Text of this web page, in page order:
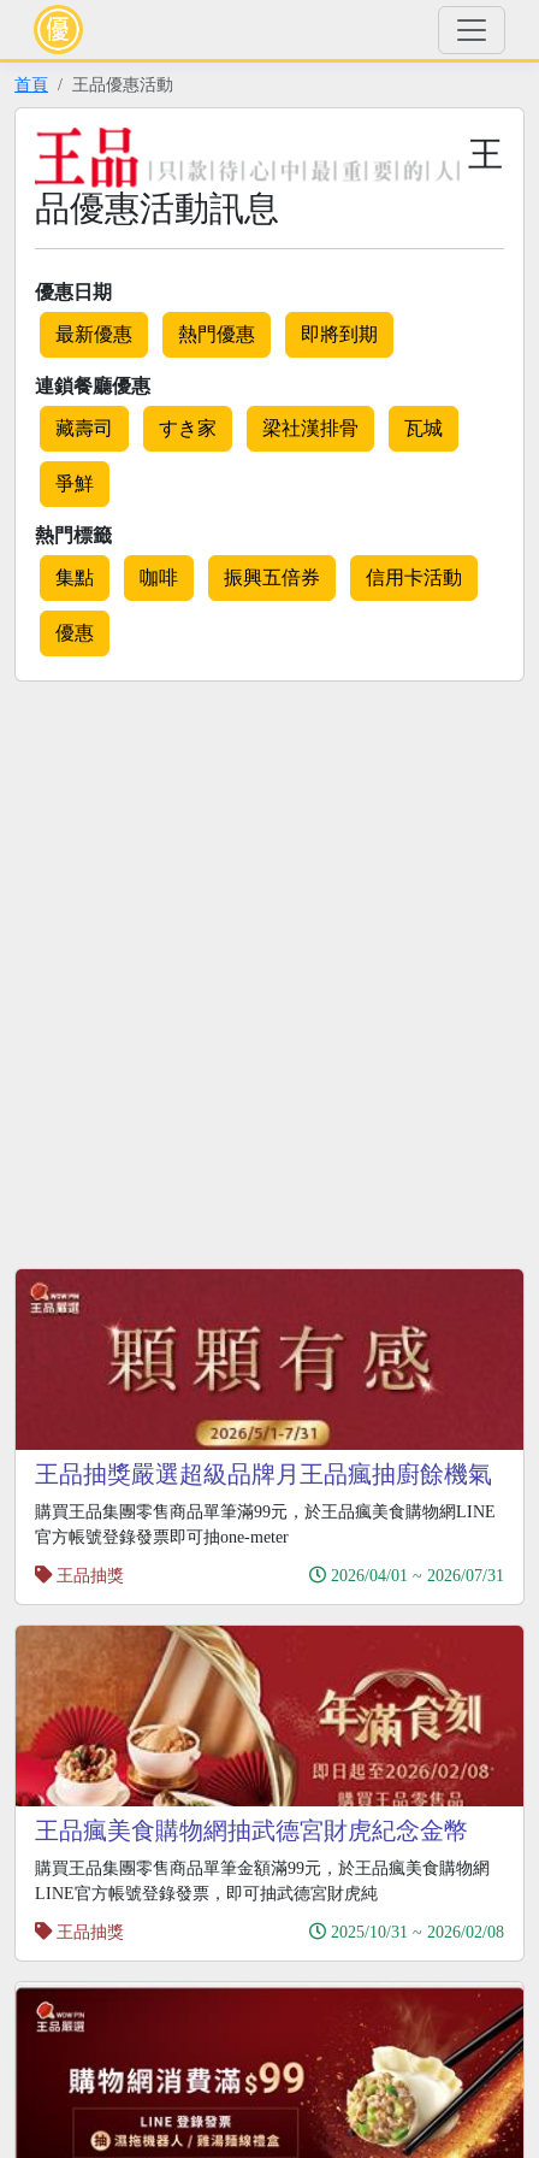
首頁 王品優惠活動
王
品優惠活動訊息
優惠日期
最新優惠 熱門優惠 即將到期
連鎖餐廳優惠
藏壽司 すき家 梁社漢排骨 瓦城
爭鮮
熱門標籤
集點 咖啡 振興五倍券 信用卡活動
優惠
王品抽獎嚴選超級品牌月王品瘋抽廚餘機氣
炸鍋
購買王品集團零售商品單筆滿99元，於王品瘋美食購物網LINE
官方帳號登錄發票即可抽one-meter
王品抽獎
2026/04/01 ~ 2026/07/31
王品瘋美食購物網抽武德宮財虎紀念金幣
購買王品集團零售商品單筆金額滿99元，於王品瘋美食購物網
LINE官方帳號登錄發票，即可抽武德宮財虎純
王品抽獎
2025/10/31 ~ 2026/02/08